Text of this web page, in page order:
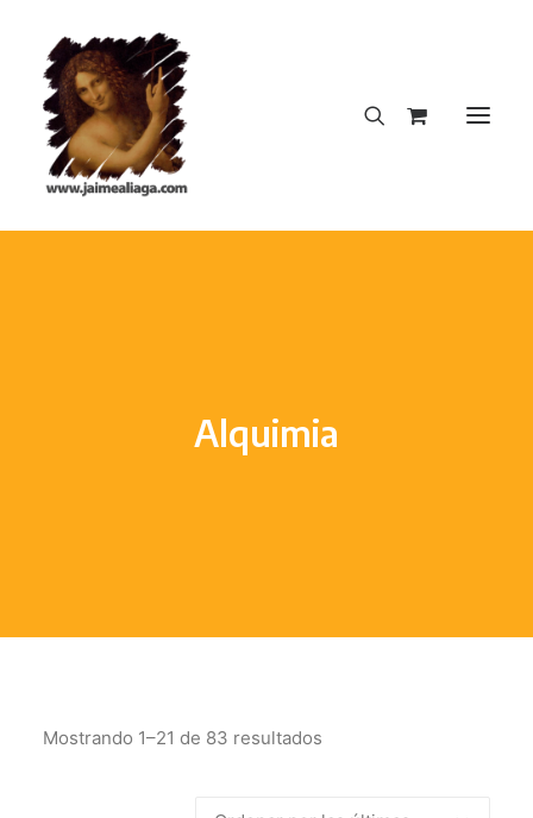
Alquimia
Mostrando 1–21 de 83 resultados